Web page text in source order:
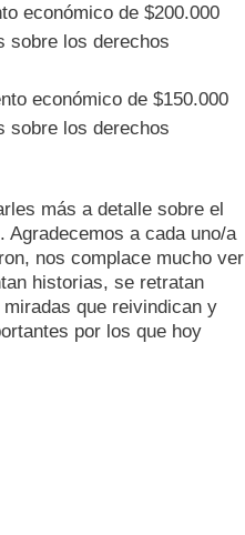
económico de $200.000
sobre los derechos
económico de $150.000
sobre los derechos
más a detalle sobre el
a cada uno/a
nos complace mucho ver
historias, se retratan
que reivindican y
por los que hoy